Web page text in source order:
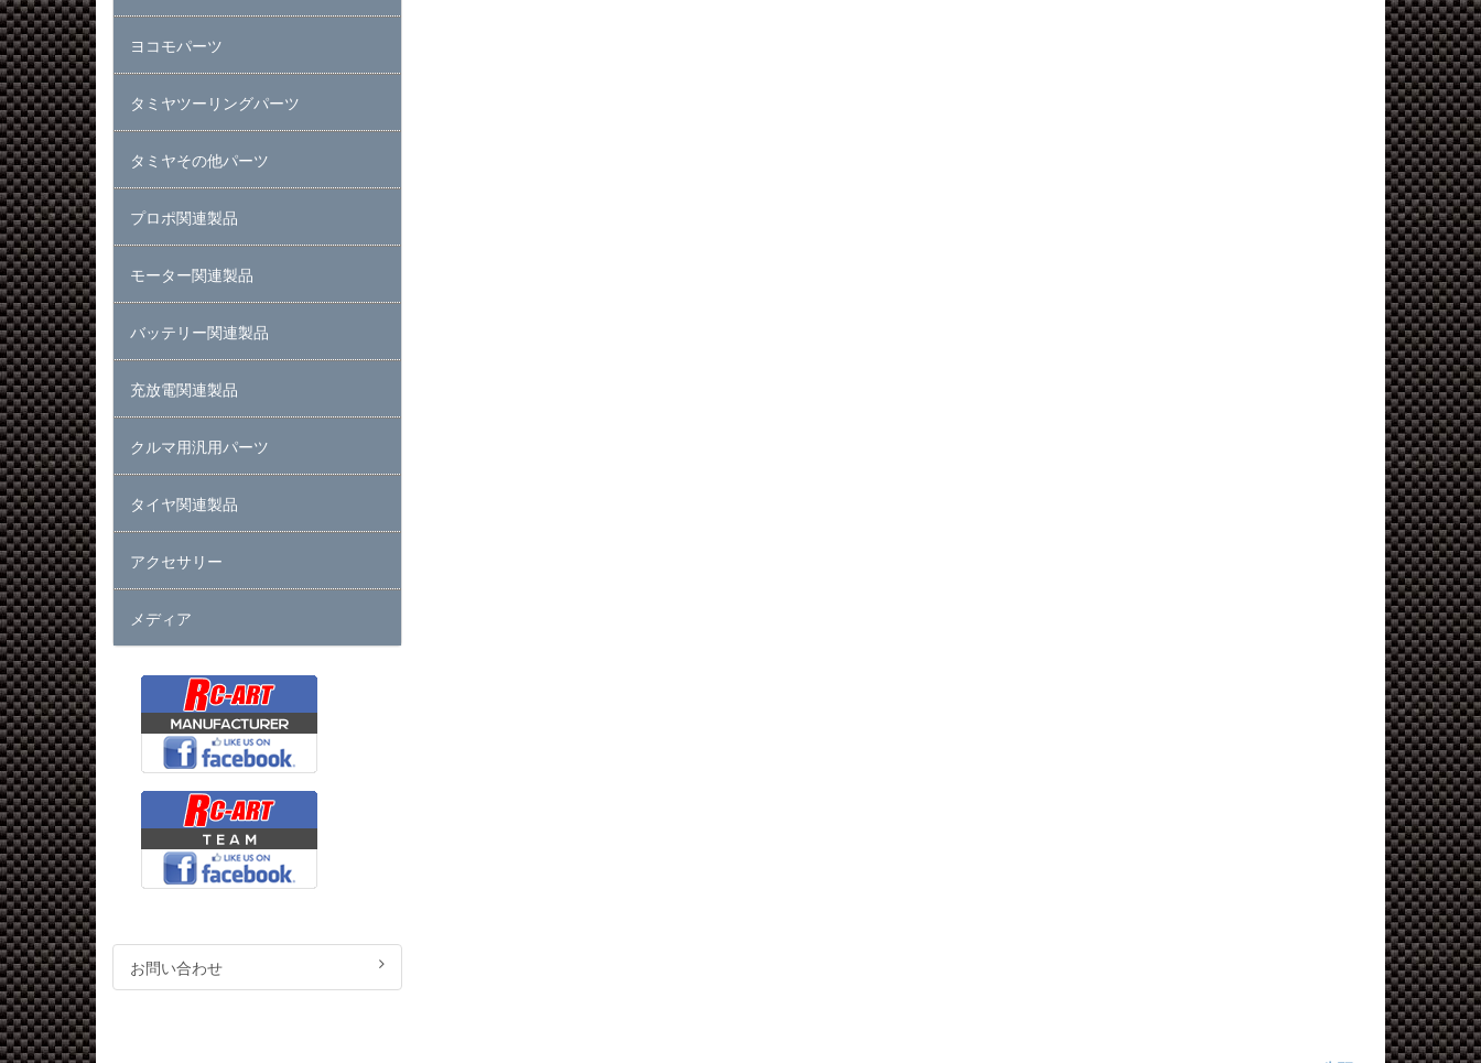
ヨコモパーツ
タミヤツーリングパーツ
タミヤその他パーツ
プロポ関連製品
モーター関連製品
バッテリー関連製品
充放電関連製品
クルマ用汎用パーツ
タイヤ関連製品
アクセサリー
メディア
お問い合わせ